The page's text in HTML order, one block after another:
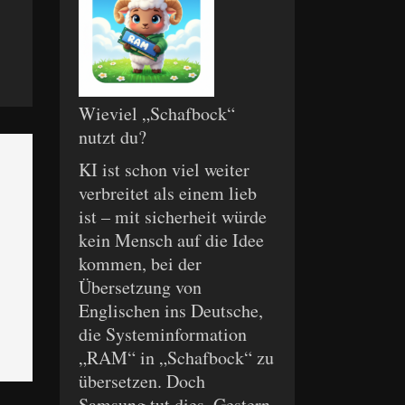
Wieviel „Schafbock“
nutzt du?
KI ist schon viel weiter
verbreitet als einem lieb
ist – mit sicherheit würde
kein Mensch auf die Idee
kommen, bei der
Übersetzung von
Englischen ins Deutsche,
die Systeminformation
„RAM“ in „Schafbock“ zu
übersetzen. Doch